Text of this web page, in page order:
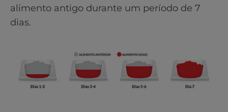
alimento antigo durante um período de 7
dias.